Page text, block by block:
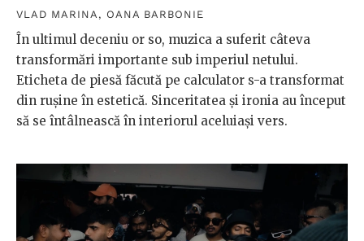
VLAD MARINA , OANA BARBONIE
În ultimul deceniu or so, muzica a suferit câteva
transformări importante sub imperiul netului.
Eticheta de piesă făcută pe calculator s-a transformat
din rușine în estetică. Sinceritatea și ironia au început
să se întâlnească în interiorul aceluiași vers.